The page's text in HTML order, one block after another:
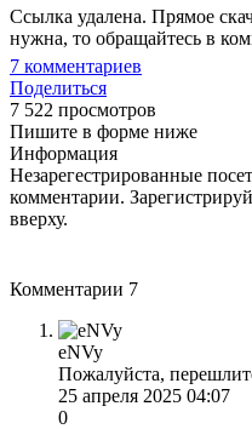
Ссылка удалена. Прямое
нужна, то обращайтесь в
7 комментариев
Поделиться
7 522 просмотров
Пишите в форме ниже
Информация
Незарегестрированные
комментарии.
вверху.
Комментарии 7
eNVy
Пожалуйста,
25 апреля 2025 04:07
0